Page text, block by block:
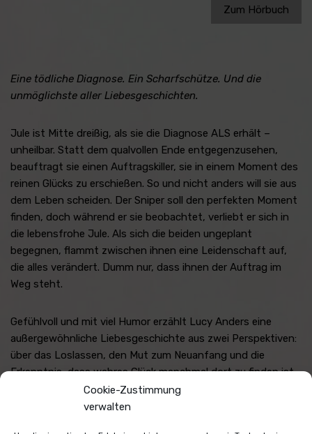
Cookie-Zustimmung
verwalten
Zum Hörbuch
Eine tödliche Diagnose. Ein Scharfschütze. Und die
unmöglichste aller Liebesgeschichten.
Jule ist Mitte dreißig, als sie die Diagnose ALS erhält –
unheilbar. Statt dem qualvollen Ende entgegenzusehen,
beauftragt sie einen Auftragskiller, sie in einem Moment des
reinen Glücks zu erschießen. So und nicht anders will sie aus
dem Leben scheiden. Der Sniper soll den perfekten Moment
finden, doch während er sie beobachtet, verliebt er sich in
die lebensfrohe Jule. Als sich die beiden ungeplant
begegnen, flammt zwischen ihnen eine Leidenschaft auf,
die alles verändert. Dumm nur, dass ihnen der Auftrag im
Weg steht.
Gefühlvoll und mit viel Humor erzählt Lucy Anders eine
außergewöhnliche Liebesgeschichte aus zwei Perspektiven:
über das Loslassen, den Mut zum Neuanfang und die
Erkenntnis, dass wahres Glück manchmal dort zu finden ist,
wo man es am wenigsten erwartet.